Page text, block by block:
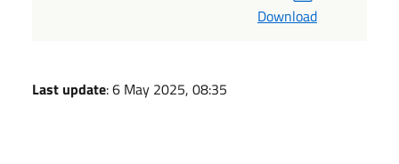
Download
Last update: 6 May 2025, 08:35